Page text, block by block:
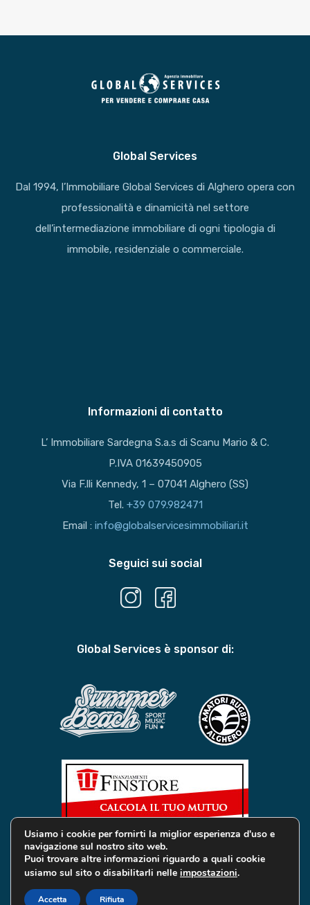
Global Services
Dal 1994, l’Immobiliare Global Services di Alghero opera con
professionalità e dinamicità nel settore
dell’intermediazione immobiliare di ogni tipologia di
immobile, residenziale o commerciale.
Informazioni di contatto
L’ Immobiliare Sardegna S.a.s di Scanu Mario & C.
P.IVA 01639450905
Via F.lli Kennedy, 1 – 07041 Alghero (SS)
Tel. +39 079.982471
Email : info@globalservicesimmobiliari.it
Seguici sui social
Global Services è sponsor di:
© 2019 Global Services Immobiliari | All rights reserved |
Privacy e Cookie
Usiamo i cookie per fornirti la miglior esperienza d'uso e
navigazione sul nostro sito web.
Puoi trovare altre informazioni riguardo a quali cookie
usiamo sul sito o disabilitarli nelle impostazioni.
Accetta Rifiuta